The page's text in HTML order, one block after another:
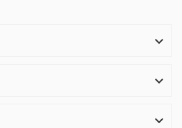


